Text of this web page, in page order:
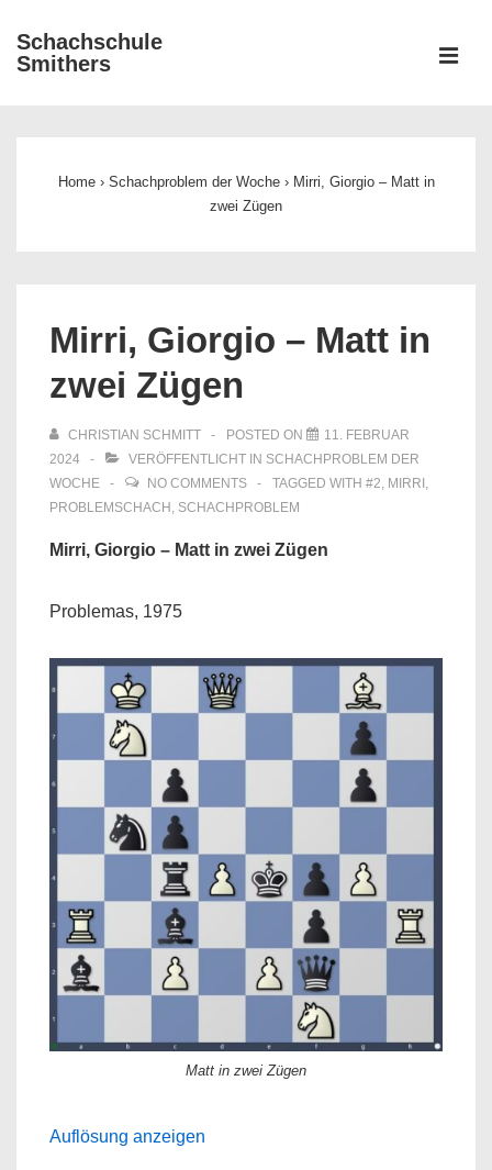
Zum
Inhalt
Schachschule
Smithers
Home › Schachproblem der Woche › Mirri, Giorgio – Matt in
zwei Zügen
Mirri, Giorgio – Matt in
zwei Zügen
CHRISTIAN SCHMITT POSTED ON
11. FEBRUAR
2024
VERÖFFENTLICHT IN SCHACHPROBLEM DER
WOCHE
NO COMMENTS TAGGED WITH #2, MIRRI ,
PROBLEMSCHACH , SCHACHPROBLEM
Mirri, Giorgio – Matt in zwei Zügen
Problemas, 1975
Matt in zwei Zügen
Auflösung anzeigen